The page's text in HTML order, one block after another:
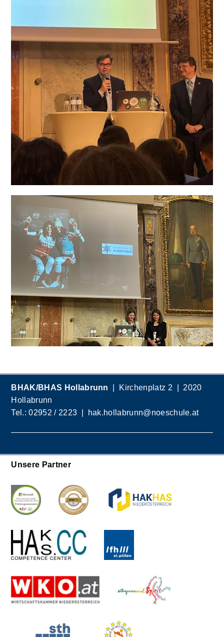
BHAK/BHAS Hollabrunn
| Kirchenplatz 2 | 2020
Hollabrunn
Tel.:02952 / 2223 | hak.hollabrunn@noeschule.at
Unsere Partner